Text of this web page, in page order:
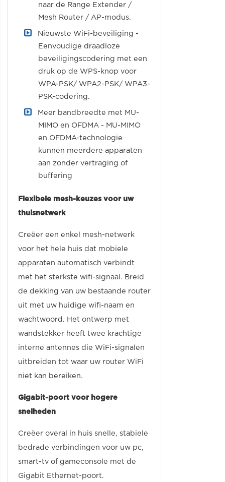
naar de Range Extender /
Mesh Router / AP-modus.
Nieuwste WiFi-beveiliging -
Eenvoudige draadloze
beveiligingscodering met een
druk op de WPS-knop voor
WPA-PSK/ WPA2-PSK/ WPA3-
PSK-codering.
Meer bandbreedte met MU-
MIMO en OFDMA - MU-MIMO
en OFDMA-technologie
kunnen meerdere apparaten
aan zonder vertraging of
buffering
Flexibele mesh-keuzes voor uw
thuisnetwerk
Creëer een enkel mesh-netwerk
voor het hele huis dat mobiele
apparaten automatisch verbindt
met het sterkste wifi-signaal. Breid
de dekking van uw bestaande router
uit met uw huidige wifi-naam en
wachtwoord. Het ontwerp met
wandstekker heeft twee krachtige
interne antennes die WiFi-signalen
uitbreiden tot waar uw router WiFi
niet kan bereiken.
Gigabit-poort voor hogere
snelheden
Creëer overal in huis snelle, stabiele
bedrade verbindingen voor uw pc,
smart-tv of gameconsole met de
Gigabit Ethernet-poort.